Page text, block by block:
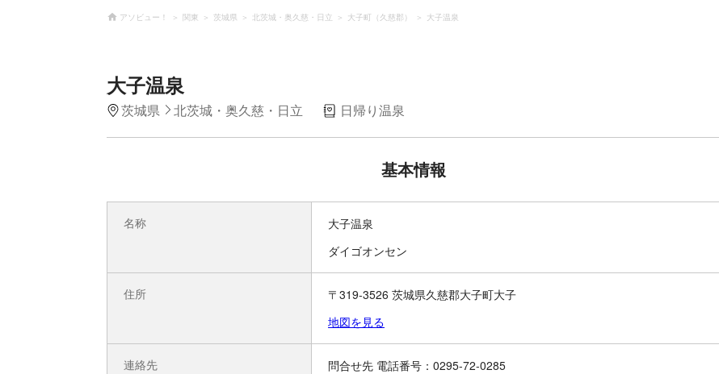
アソビュー！ 関東 茨城県 北茨城・奥久慈・日立 大子町（久慈郡） 大子温泉
大子温泉
茨城県 北茨城・奥久慈・日立 日帰り温泉
基本情報
名称
大子温泉
ダイゴオンセン
住所
〒319-3526 茨城県久慈郡大子町大子
地図を見る
連絡先 問合せ先 電話番号：0295-72-0285